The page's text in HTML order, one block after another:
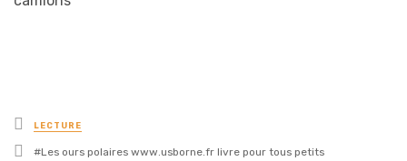
Posted
in
LECTURE
Tagged
Les ours polaires www.usborne.fr livre pour tous petits